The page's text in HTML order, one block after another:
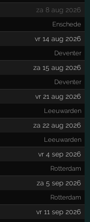
za 8 aug 2026
Enschede
vr 14 aug 2026
Deventer
za 15 aug 2026
Deventer
vr 21 aug 2026
Leeuwarden
za 22 aug 2026
Leeuwarden
vr 4 sep 2026
Rotterdam
za 5 sep 2026
Rotterdam
vr 11 sep 2026